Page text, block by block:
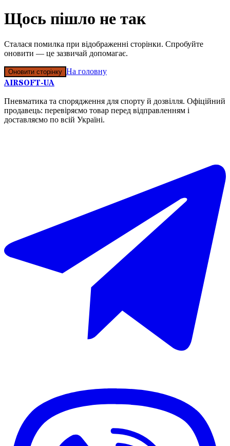
Щось пішло не так
Сталася помилка при відображенні сторінки. Спробуйте
оновити — це зазвичай допомагає.
Оновити сторінку На головну
AIRSOFT-UA
Пневматика та спорядження для спорту й дозвілля. Офіційний
продавець: перевіряємо товар перед відправленням і
доставляємо по всій Україні.